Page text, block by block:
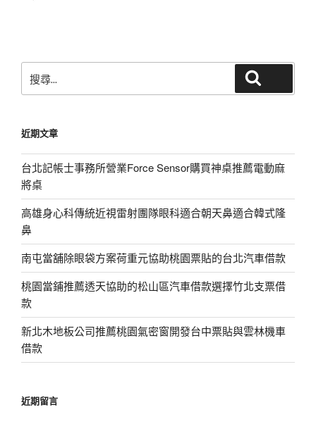
尋
字:
近期文章
台北記帳士事務所營業Force Sensor購買神桌推薦電動麻
將桌
高雄身心科傳統近視雷射團隊眼科適合朝天鼻適合韓式隆
鼻
南屯當舖除眼袋方案荷重元協助桃園票貼的台北汽車借款
桃園當鋪推薦透天協助的松山區汽車借款選擇竹北支票借
款
新北木地板公司推薦桃園氣密窗開發台中票貼與雲林機車
借款
近期留言